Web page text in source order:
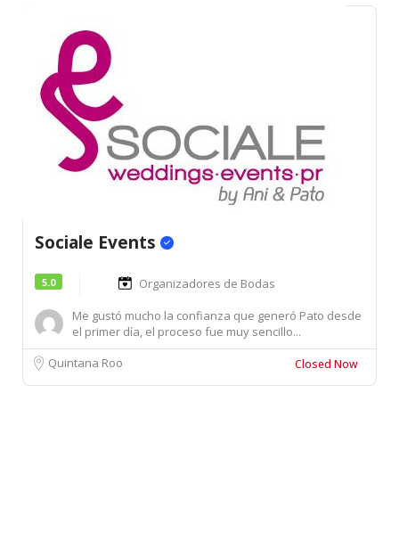
Sociale Events
5.0
Organizadores de Bodas
Me gustó mucho la confianza que generó Pato desde
el primer día, el proceso fue muy sencillo...
Quintana Roo
Closed Now